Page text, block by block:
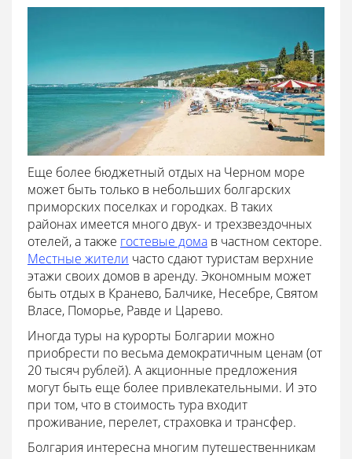
Еще более бюджетный отдых на Черном море
может быть только в небольших болгарских
приморских поселках и городках. В таких
районах имеется много двух- и трехзвездочных
отелей, а также гостевые дома в частном секторе.
Местные жители часто сдают туристам верхние
этажи своих домов в аренду. Экономным может
быть отдых в Кранево, Балчике, Несебре, Святом
Власе, Поморье, Равде и Царево.
Иногда туры на курорты Болгарии можно
приобрести по весьма демократичным ценам (от
20 тысяч рублей). А акционные предложения
могут быть еще более привлекательными. И это
при том, что в стоимость тура входит
проживание, перелет, страховка и трансфер.
Болгария интересна многим путешественникам